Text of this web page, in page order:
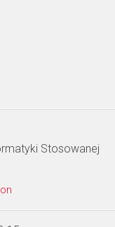
Stosowanej